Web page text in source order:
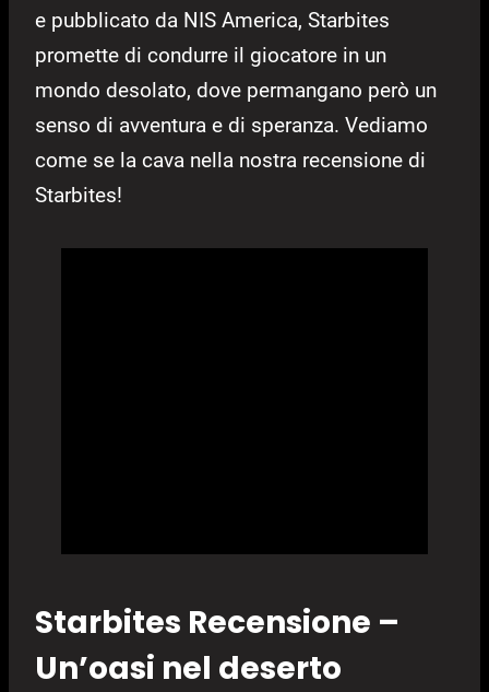
e pubblicato da NIS America, Starbites
promette di condurre il giocatore in un
mondo desolato, dove permangano però un
senso di avventura e di speranza. Vediamo
come se la cava nella nostra recensione di
Starbites!
Starbites Recensione –
Un’oasi nel deserto